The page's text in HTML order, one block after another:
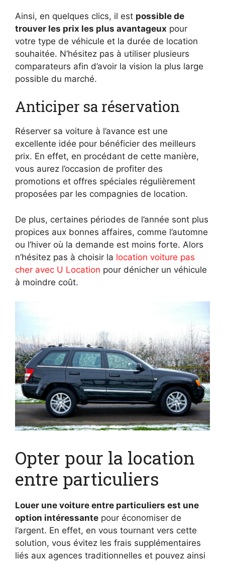
Ainsi, en quelques clics, il est possible de
trouver les prix les plus avantageux pour
votre type de véhicule et la durée de location
souhaitée. N’hésitez pas à utiliser plusieurs
comparateurs afin d’avoir la vision la plus large
possible du marché.
Anticiper sa réservation
Réserver sa voiture à l’avance est une
excellente idée pour bénéficier des meilleurs
prix. En effet, en procédant de cette manière,
vous aurez l’occasion de profiter des
promotions et offres spéciales régulièrement
proposées par les compagnies de location.
De plus, certaines périodes de l’année sont plus
propices aux bonnes affaires, comme l’automne
ou l’hiver où la demande est moins forte. Alors
n’hésitez pas à choisir la location voiture pas
cher avec U Location pour dénicher un véhicule
à moindre coût.
Opter pour la location
entre particuliers
Louer une voiture entre particuliers est une
option intéressante pour économiser de
l’argent. En effet, en vous tournant vers cette
solution, vous évitez les frais supplémentaires
liés aux agences traditionnelles et pouvez ainsi